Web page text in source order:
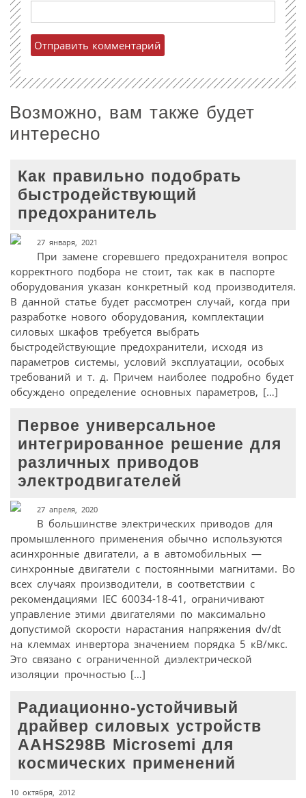
Возможно, вам также будет
интересно
Как правильно подобрать
быстродействующий
предохранитель
27 января, 2021
При замене сгоревшего предохранителя вопрос
корректного подбора не стоит, так как в паспорте
оборудования указан конкретный код производителя.
В данной статье будет рассмотрен случай, когда при
разработке нового оборудования, комплектации
силовых шкафов требуется выбрать
быстродействующие предохранители, исходя из
параметров системы, условий эксплуатации, особых
требований и т. д. Причем наиболее подробно будет
обсуждено определение основных параметров, […]
Первое универсальное
интегрированное решение для
различных приводов
электродвигателей
27 апреля, 2020
В большинстве электрических приводов для
промышленного применения обычно используются
асинхронные двигатели, а в автомобильных —
синхронные двигатели с постоянными магнитами. Во
всех случаях производители, в соответствии с
рекомендациями IEC 60034-18-41, ограничивают
управление этими двигателями по максимально
допустимой скорости нарастания напряжения dv/dt
на клеммах инвертора значением порядка 5 кВ/мкс.
Это связано с ограниченной диэлектрической
изоляции прочностью […]
Радиационно-устойчивый
драйвер силовых устройств
AAHS298B Microsemi для
космических применений
10 октября, 2012